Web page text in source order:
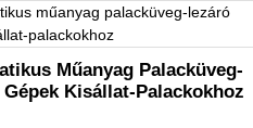
Műanyag Palacküveg-
Gépek Kisállat-Palackokhoz